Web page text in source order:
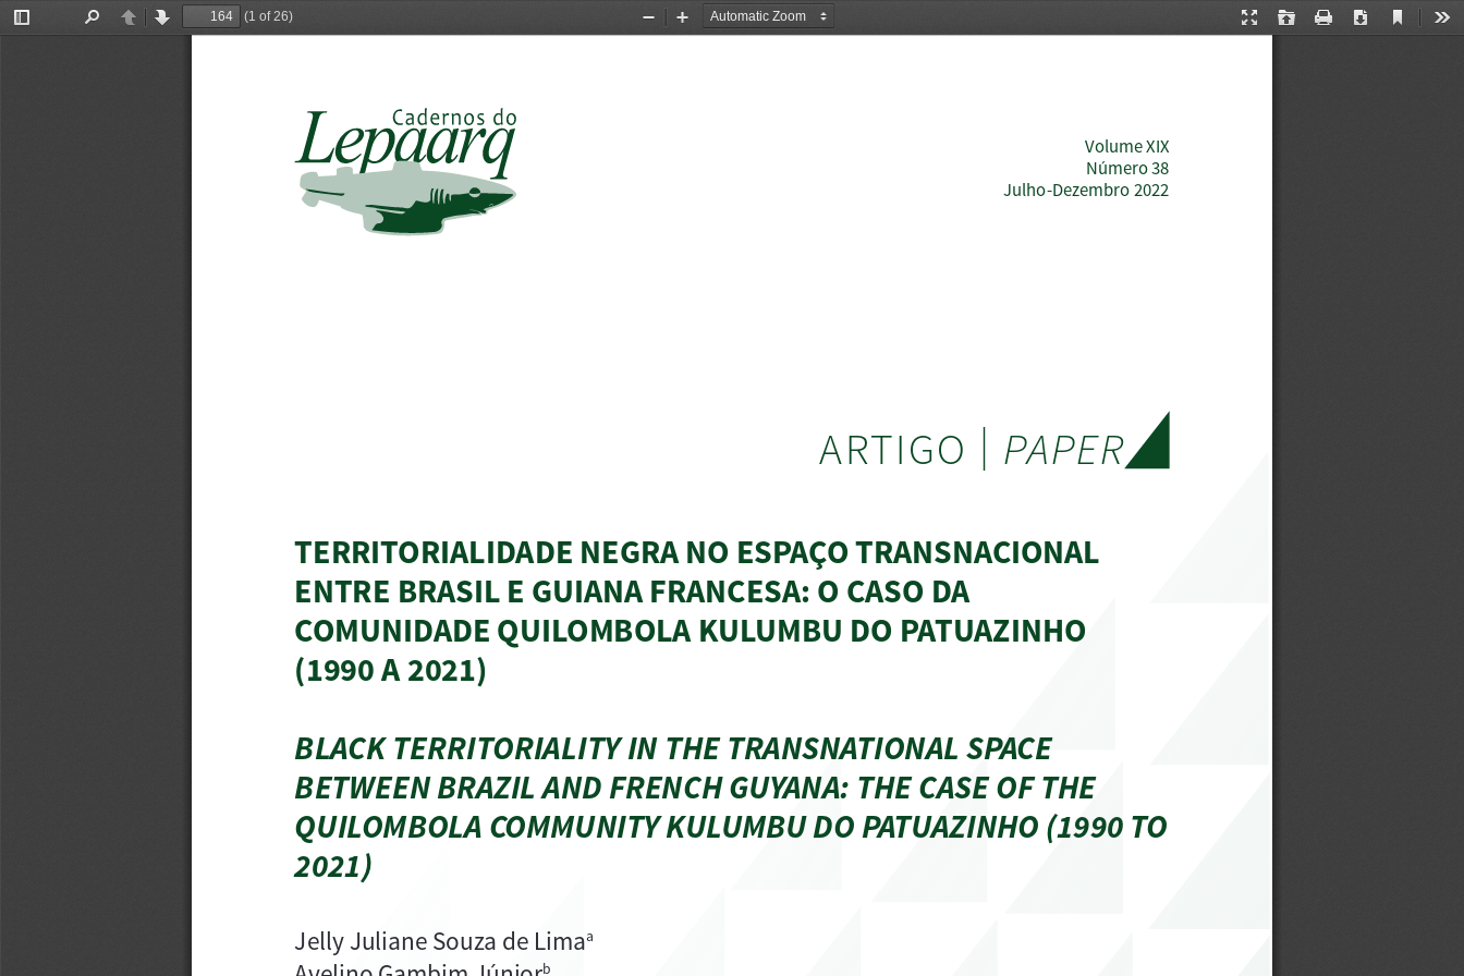
Toggle
PreviousNext
(1 of 26)
Presentation
Open Print Download
Current
Zoom
Zoom
Volume XIX
Número 38
Julho-Dezembro 2022
ARTIGO | PAPER
TERRITORIALIDADE NEGRA NO ESPAÇO TRANSNACIONAL
ENTRE BRASIL E GUIANA FRANCESA: O CASO DA
COMUNIDADE QUILOMBOLA KULUMBU DO PATUAZINHO
(1990 A 2021)
BLACK TERRITORIALITY IN THE TRANSNATIONAL SPACE
BETWEEN BRAZIL AND FRENCH GUYANA: THE CASE OF THE
QUILOMBOLA COMMUNITY KULUMBU DO PATUAZINHO (1990 TO
2021)
Jelly Juliane Souza de Limaa
Avelino Gambim Júniorb